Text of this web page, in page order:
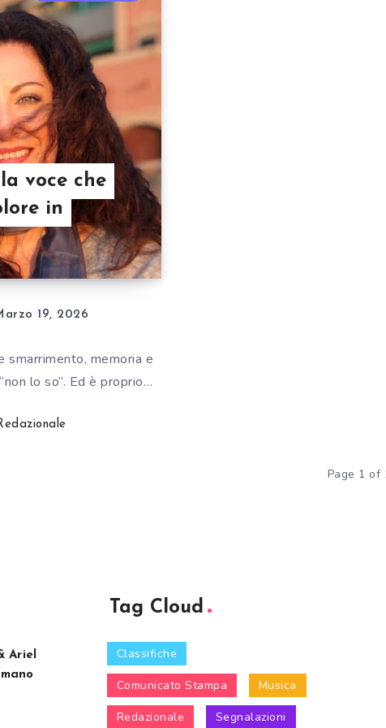
voce che
in
19, 2026
smarrimento, memoria e
lo so”. Ed è proprio…
Page 1 of
Ariel
Tag Cloud
Classifiche
Comunicato Stampa Musica
Redazionale Segnalazioni